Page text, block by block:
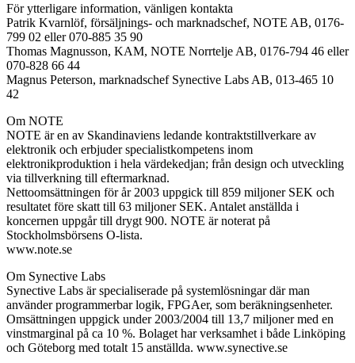
För ytterligare information, vänligen kontakta
Patrik Kvarnlöf, försäljnings- och marknadschef, NOTE AB, 0176-
799 02 eller 070-885 35 90
Thomas Magnusson, KAM, NOTE Norrtelje AB, 0176-794 46 eller
070-828 66 44
Magnus Peterson, marknadschef Synective Labs AB, 013-465 10
42
Om NOTE
NOTE är en av Skandinaviens ledande kontraktstillverkare av
elektronik och erbjuder specialistkompetens inom
elektronikproduktion i hela värdekedjan; från design och utveckling
via tillverkning till eftermarknad.
Nettoomsättningen för år 2003 uppgick till 859 miljoner SEK och
resultatet före skatt till 63 miljoner SEK. Antalet anställda i
koncernen uppgår till drygt 900. NOTE är noterat på
Stockholmsbörsens O-lista.
www.note.se
Om Synective Labs
Synective Labs är specialiserade på systemlösningar där man
använder programmerbar logik, FPGAer, som beräkningsenheter.
Omsättningen uppgick under 2003/2004 till 13,7 miljoner med en
vinstmarginal på ca 10 %. Bolaget har verksamhet i både Linköping
och Göteborg med totalt 15 anställda. www.synective.se